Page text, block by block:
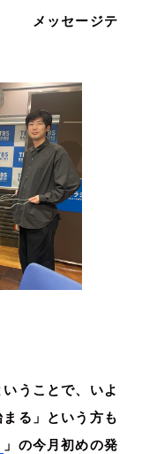
テ
うことで、いよ
る」という方も
」の今月初めの発